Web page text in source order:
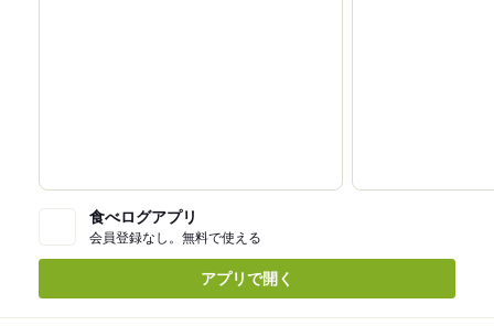
食べログアプリ
会員登録なし。無料で使える
アプリで開く